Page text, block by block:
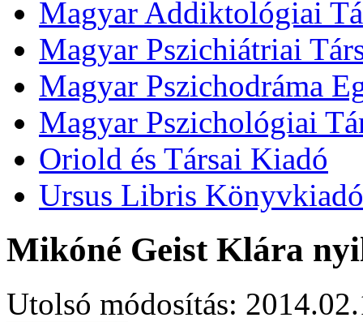
Magyar Addiktológiai
Magyar Pszichiátriai
Magyar Pszichodráma
Magyar Pszichológiai
Oriold és Társai Kiadó
Ursus Libris Könyvkiadó
Mikóné Geist Klára
Utolsó módosítás: